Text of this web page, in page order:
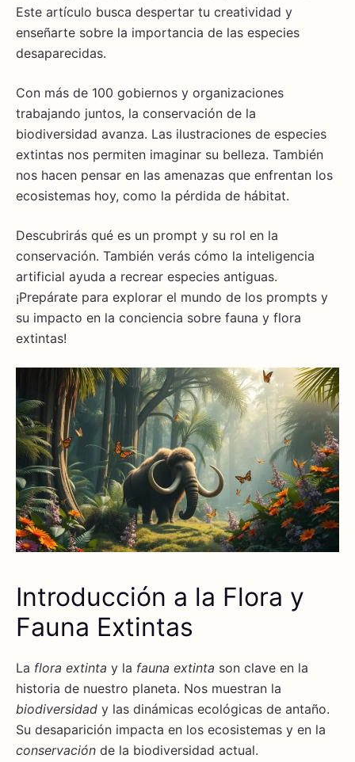
Este artículo busca despertar tu creatividad y
enseñarte sobre la importancia de las especies
desaparecidas.
Con más de 100 gobiernos y organizaciones
trabajando juntos, la conservación de la
biodiversidad avanza. Las ilustraciones de especies
extintas nos permiten imaginar su belleza. También
nos hacen pensar en las amenazas que enfrentan los
ecosistemas hoy, como la pérdida de hábitat.
Descubrirás qué es un prompt y su rol en la
conservación. También verás cómo la inteligencia
artificial ayuda a recrear especies antiguas.
¡Prepárate para explorar el mundo de los prompts y
su impacto en la conciencia sobre fauna y flora
extintas!
Introducción a la Flora y
Fauna Extintas
La flora extinta y la fauna extinta son clave en la
historia de nuestro planeta. Nos muestran la
biodiversidad y las dinámicas ecológicas de antaño.
Su desaparición impacta en los ecosistemas y en la
conservación de la biodiversidad actual.